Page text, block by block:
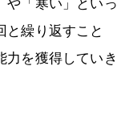
や「寒い」といっ
と繰り返すこと
力を獲得していき